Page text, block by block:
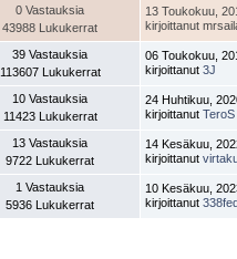
0 Vastauksia
43988 Lukukerrat
13 Toukokuu,
kirjoittanut
39 Vastauksia
113607 Lukukerrat
06 Toukokuu,
kirjoittanut3J
10 Vastauksia
11423 Lukukerrat
24 Huhtikuu,
kirjoittanutTeroS
13 Vastauksia
9722 Lukukerrat
14 Kesäkuu,
kirjoittanut
1 Vastauksia
5936 Lukukerrat
10 Kesäkuu,
kirjoittanut